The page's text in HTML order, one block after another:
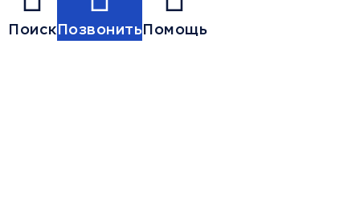
ПоискПозвонитьПомощь